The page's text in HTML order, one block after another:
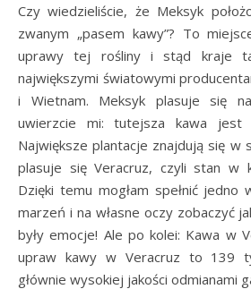
Czy wiedzieliście, że Meksyk położony jest w obszarze
zwanym „pasem kawy”? To
uprawy tej rośliny i stąd kraje
największymi światowymi
i Wietnam. Meksyk plasuje się
uwierzcie mi: tutejsza kawa jest
Największe plantacje znajdują się w
plasuje się Veracruz, czyli stan w
Dzięki temu mogłam spełnić jedno
marzeń i na własne oczy zobaczyć
były emocje! Ale po kolei: Kawa w
upraw kawy w Veracruz to 139
głównie wysokiej jakości odmianami